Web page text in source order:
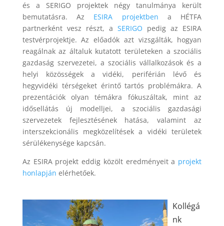
és a SERIGO projektek négy tanulmánya került
bemutatásra. Az ESIRA projektben a HÉTFA
partnerként vesz részt, aSERIGO pedig az ESIRA
testvérprojektje. Az előadók azt vizsgálták, hogyan
reagálnak az általuk kutatott területeken a szociális
gazdaság szervezetei, a szociális vállalkozások és a
helyi közösségek a vidéki, periférián lévő és
hegyvidéki térségeket érintő tartós problémákra. A
prezentációk olyan témákra fókuszáltak, mint az
idősellátás új modelljei, a szociális gazdasági
szervezetek fejlesztésének hatása, valamint az
interszekcionális megközelítések a vidéki területek
sérülékenysége kapcsán.
Az ESIRA projekt eddig közölt eredményeit a projekt
honlapján elérhetőek.
Kollégá
nk